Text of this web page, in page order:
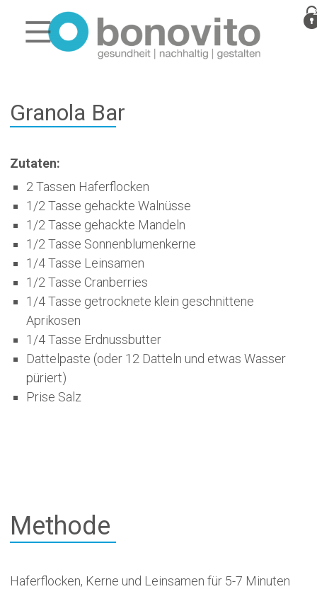
Granola Bar
Zutaten:
2 Tassen Haferflocken
1/2 Tasse gehackte Walnüsse
1/2 Tasse gehackte Mandeln
1/2 Tasse Sonnenblumenkerne
1/4 Tasse Leinsamen
1/2 Tasse Cranberries
1/4 Tasse getrocknete klein geschnittene
Aprikosen
1/4 Tasse Erdnussbutter
Dattelpaste (oder 12 Datteln und etwas Wasser
püriert)
Prise Salz
Methode
Haferflocken, Kerne und Leinsamen für 5-7 Minuten